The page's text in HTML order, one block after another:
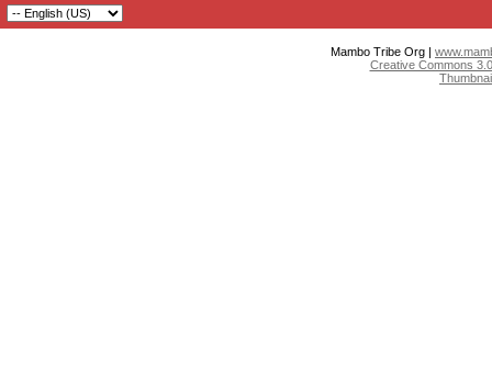
Mambo Tribe Org |
Creative Commons